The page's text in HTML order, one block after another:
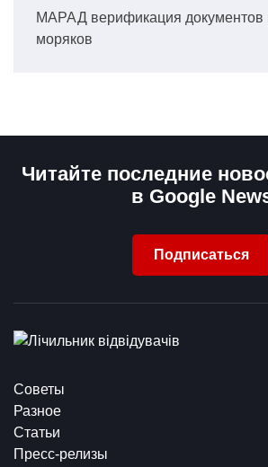
МАРАД верификация документов
моряков
Читайте последние
в Google
Подписаться
Советы
Разное
Статьи
Пресс-релизы